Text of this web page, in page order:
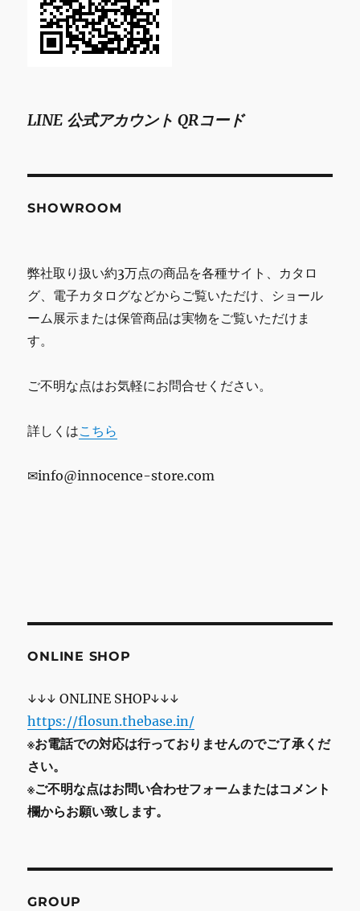
LINE 公式アカウント QRコード
SHOWROOM
弊社取り扱い約3万点の商品を各種サイト、カタロ
グ、電子カタログなどからご覧いただけ、ショール
ーム展示または保管商品は実物をご覧いただけま
す。
ご不明な点はお気軽にお問合せください。
詳しくはこちら
✉info@innocence-store.com
ONLINE SHOP
↓↓↓ ONLINE SHOP↓↓↓
https://flosun.thebase.in/
※お電話での対応は行っておりませんのでご了承くだ
さい。
※ご不明な点はお問い合わせフォームまたはコメント
欄からお願い致します。
GROUP